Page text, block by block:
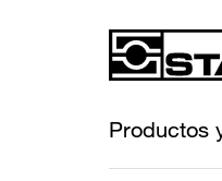
Productos